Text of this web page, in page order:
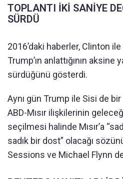
TOPLANTI İKİ SANİYE
SÜRDÜ
2016’daki haberler, Clinton
Trump’ın anlattığının aksine
sürdüğünü gösterdi.
Aynı gün Trump ile Sisi de
ABD-Mısır ilişkilerinin
seçilmesi halinde Mısır’a
sadık bir dost” olacağı
Sessions ve Michael Flynn